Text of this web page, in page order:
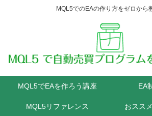
MQL5でのEAの作り方をゼロから
MQL5でEAを作ろう講座 EA
MQL5リファレンス